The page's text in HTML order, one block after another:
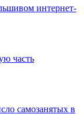
интернет-
часть
самозанятых в